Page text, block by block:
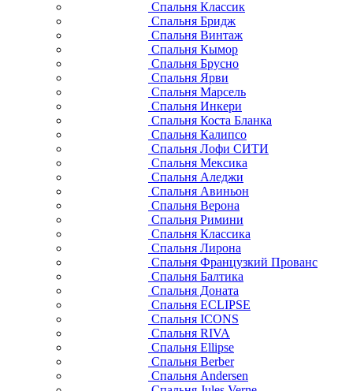
Спальня Классик
Спальня Бридж
Спальня Винтаж
Спальня Кымор
Спальня Брусно
Спальня Ярви
Спальня Марсель
Спальня Инкери
Спальня Коста Бланка
Спальня Калипсо
Спальня Лофи СИТИ
Спальня Мексика
Спальня Аледжи
Спальня Авиньон
Спальня Верона
Спальня Римини
Спальня Классика
Спальня Лирона
Спальня Французкий Прованс
Спальня Балтика
Спальня Доната
Спальня ECLIPSE
Спальня ICONS
Спальня RIVA
Спальня Ellipse
Спальня Berber
Спальня Andersen